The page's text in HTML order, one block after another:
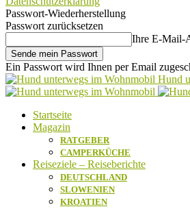
Passwort-Wiederherstellung
Passwort zurücksetzen
Ihre E-Mail-
Ein Passwort wird Ihnen per Email
Hund
Startseite
Magazin
RATGEBER
CAMPERKÜCHE
Reiseziele – Reiseberichte
DEUTSCHLAND
SLOWENIEN
KROATIEN